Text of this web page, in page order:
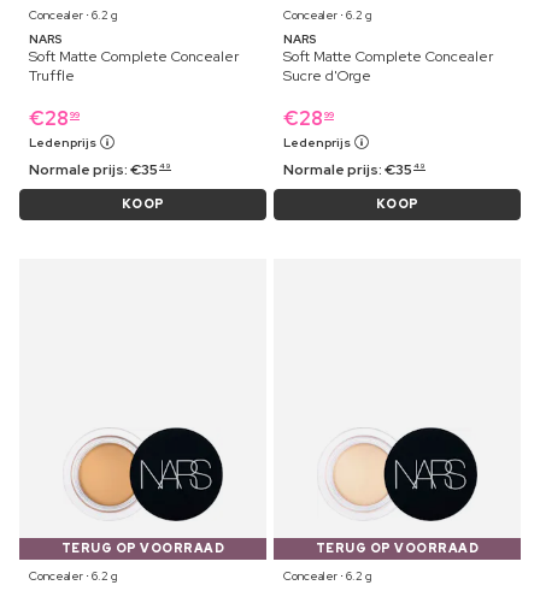
Concealer ⋅ 6.2 g
NARS
Soft Matte Complete Concealer
Truffle
€28 99
Ledenprijs
Normale prijs:€35 49
KOOP
Concealer ⋅ 6.2 g
NARS
Soft Matte Complete Concealer
Sucre d'Orge
€28 99
Ledenprijs
Normale prijs:€35 49
KOOP
TERUG OP VOORRAAD
Concealer ⋅ 6.2 g
TERUG OP VOORRAAD
Concealer ⋅ 6.2 g